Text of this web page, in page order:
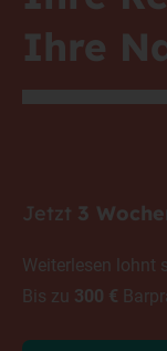
Ihre
Jetzt 3
Weiterlesen lohnt
Bis zu 300 €